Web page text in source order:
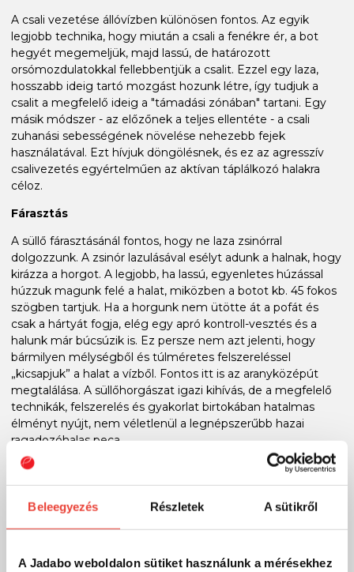
Beleegyezés Részletek A sütikről
A Jadabo weboldalon sütiket használunk a mérésekhez
A csali vezetése állóvízben különösen fontos. Az egyik
legjobb technika, hogy miután a csali a fenékre ér, a bot
hegyét megemeljük, majd lassú, de határozott
orsómozdulatokkal fellebbentjük a csalit. Ezzel egy laza,
hosszabb ideig tartó mozgást hozunk létre, így tudjuk a
csalit a megfelelő ideig a "támadási zónában" tartani. Egy
másik módszer - az előzőnek a teljes ellentéte - a csali
zuhanási sebességének növelése nehezebb fejek
használatával. Ezt hívjuk döngölésnek, és ez az agresszív
csalivezetés egyértelműen az aktívan táplálkozó halakra
céloz.
Fárasztás
A süllő fárasztásánál fontos, hogy ne laza zsinórral
dolgozzunk. A zsinór lazulásával esélyt adunk a halnak, hogy
kirázza a horgot. A legjobb, ha lassú, egyenletes húzással
húzzuk magunk felé a halat, miközben a botot kb. 45 fokos
szögben tartjuk. Ha a horgunk nem ütötte át a pofát és
csak a hártyát fogja, elég egy apró kontroll-vesztés és a
halunk már búcsúzik is. Ez persze nem azt jelenti, hogy
bármilyen mélységből és túlméretes felszereléssel
„kicsapjuk” a halat a vízből. Fontos itt is az aranyközépút
megtalálása. A süllőhorgászat igazi kihívás, de a megfelelő
technikák, felszerelés és gyakorlat birtokában hatalmas
élményt nyújt, nem véletlenül a legnépszerűbb hazai
ragadozóhalas peca.
Miért nálunk vásárolj?
technológiai alapú pecáról, van mindenünk, amire